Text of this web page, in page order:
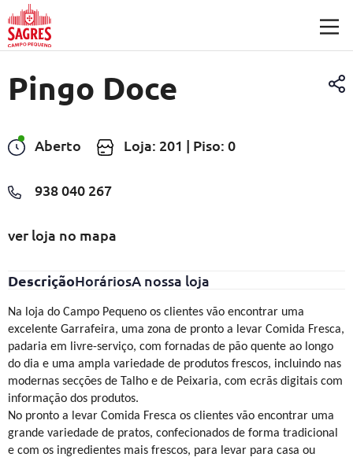
Saltar para o conteúdo principal
Pingo Doce
Aberto Loja: 201 | Piso: 0
938 040 267
ver loja no mapa
DescriçãoHoráriosA nossa loja
Na loja do Campo Pequeno os clientes vão encontrar uma
excelente Garrafeira, uma zona de pronto a levar Comida Fresca,
padaria em livre-serviço, com fornadas de pão quente ao longo
do dia e uma ampla variedade de produtos frescos, incluindo nas
modernas secções de Talho e de Peixaria, com ecrãs digitais com
informação dos produtos.
No pronto a levar Comida Fresca os clientes vão encontrar uma
grande variedade de pratos, confecionados de forma tradicional
e com os ingredientes mais frescos, para levar para casa ou